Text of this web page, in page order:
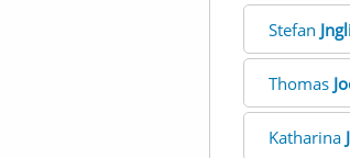
Stefan
Thomas
Katharina